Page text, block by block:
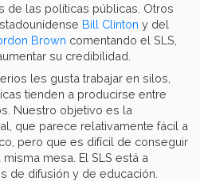
de las políticas públicas. Otros
Bill Clinton y del
Brown comentando el SLS,
su credibilidad.
les gusta trabajar en silos,
tienden a producirse entre
Nuestro objetivo es la
que parece relativamente fácil a
pero que es difícil de conseguir
mesa. El SLS está a
de difusión y de educación.